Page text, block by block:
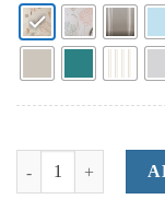
身体枕套 quantity